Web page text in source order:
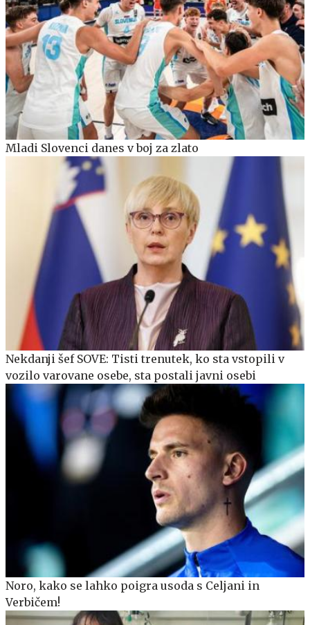
Mladi Slovenci danes v boj za zlato
Nekdanji šef SOVE: Tisti trenutek, ko sta vstopili v
vozilo varovane osebe, sta postali javni osebi
Noro, kako se lahko poigra usoda s Celjani in
Verbičem!